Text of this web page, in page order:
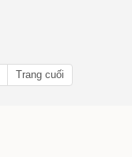
Trang cuối